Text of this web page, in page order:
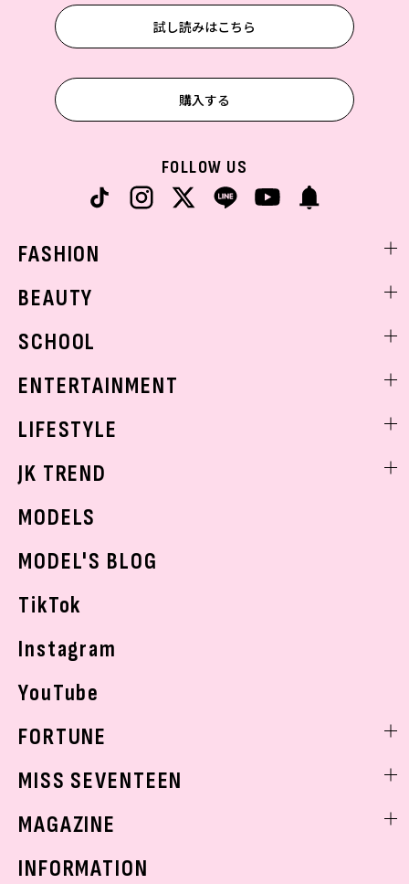
試し読みはこちら
購入する
FOLLOW US
FASHION
着回し
BEAUTY
ベストコスメ
ボディケア
SCHOOL
学校ヘアメイク
ENTERTAINMENT
K-POP
LIFESTYLE
モデルの購入品
JK TREND
MODELS
MODEL'S BLOG
TikTok
Instagram
YouTube
FORTUNE
MISS SEVENTEEN
MAGAZINE
INFORMATION